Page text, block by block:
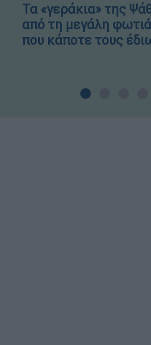
Τα «γεράκια» της
από τη μεγάλη φωτιά
που κάποτε τους